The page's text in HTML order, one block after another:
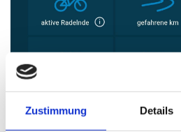
Zustimmung Details